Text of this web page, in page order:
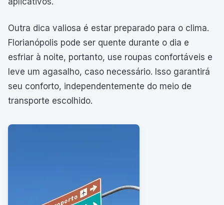
Outra dica valiosa é estar preparado para o clima.
Florianópolis pode ser quente durante o dia e
esfriar à noite, portanto, use roupas confortáveis e
leve um agasalho, caso necessário. Isso garantirá
seu conforto, independentemente do meio de
transporte escolhido.